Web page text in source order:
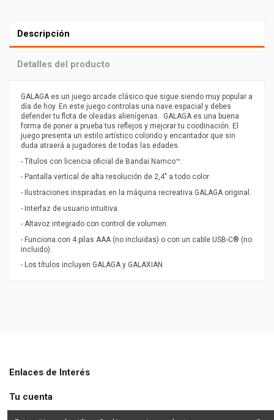
Descripción
Detalles del producto
GALAGA es un juego arcade clásico que sigue siendo muy popular a
día de hoy. En este juego controlas una nave espacial y debes
defender tu flota de oleadas alienígenas. GALAGA es una buena
forma de poner a prueba tus reflejos y mejorar tu coodinación. El
juego presenta un estilo artístico colorido y encantador que sin
duda atraerá a jugadores de todas las edades.
- Títulos con licencia oficial de Bandai Namco™.
- Pantalla vertical de alta resolución de 2,4" a todo color.
- Ilustraciones inspiradas en la máquina recreativa GALAGA original.
- Interfaz de usuario intuitiva.
- Altavoz integrado con control de volumen.
- Funciona con 4 pilas AAA (no incluidas) o con un cable USB-C® (no
incluido).
- Los títulos incluyen GALAGA y GALAXIAN
Enlaces de Interés
Tu cuenta